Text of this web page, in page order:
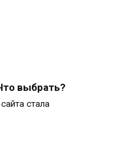
выбрать?
стала